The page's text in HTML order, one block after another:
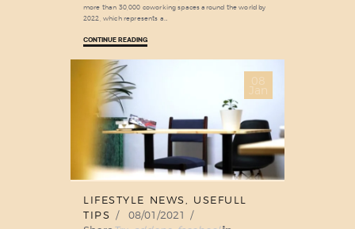
more than 30,000 coworking spaces around the world by
2022, which represents a…
CONTINUE READING
08
Jan
LIFESTYLE NEWS
USEFULL
TIPS
08/01/2021